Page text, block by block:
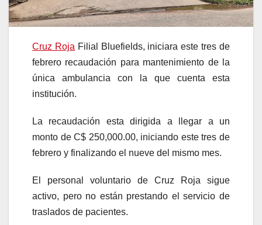
Cruz Roja Filial Bluefields, iniciara este tres de
febrero recaudación para mantenimiento de la
única ambulancia con la que cuenta esta
institución.
La recaudación esta dirigida a llegar a un
monto de C$ 250,000.00, iniciando este tres de
febrero y finalizando el nueve del mismo mes.
El personal voluntario de Cruz Roja sigue
activo, pero no están prestando el servicio de
traslados de pacientes.